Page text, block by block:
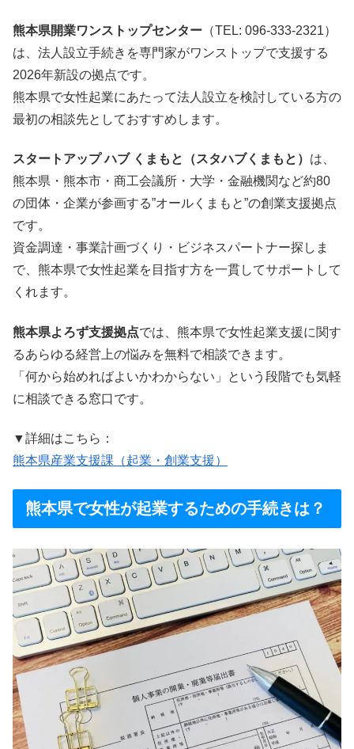
熊本県開業ワンストップセンター （TEL: 096-333-2321）
は、法人設立手続きを専門家がワンストップで支援する
2026年新設の拠点です。
熊本県で女性起業にあたって法人設立を検討している方の
最初の相談先としておすすめします。
スタートアップ ハブ くまもと（スタハブくまもと） は、
熊本県・熊本市・商工会議所・大学・金融機関など約80
の団体・企業が参画する”オールくまもと”の創業支援拠点
です。
資金調達・事業計画づくり・ビジネスパートナー探しま
で、熊本県で女性起業を目指す方を一貫してサポートして
くれます。
熊本県よろず支援拠点では、熊本県で女性起業支援に関す
るあらゆる経営上の悩みを無料で相談できます。
「何から始めればよいかわからない」という段階でも気軽
に相談できる窓口です。
▼詳細はこちら：
熊本県産業支援課（起業・創業支援）
熊本県で女性が起業するための手続きは？